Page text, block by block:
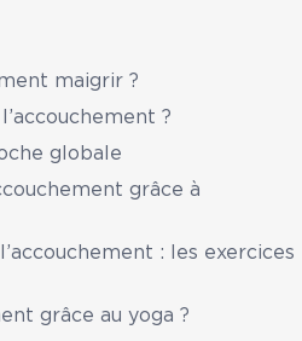
maigrir ?
?
globale
grâce à
: les exercices
grâce au yoga ?